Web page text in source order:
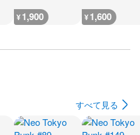
¥1,900 ¥1,600
すべて見る